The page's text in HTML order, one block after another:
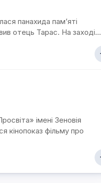
панахида пам’яті
отець Тарас. На заході...
імені Зеновія
кінопоказ фільму про